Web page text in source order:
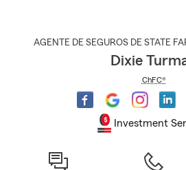
AGENTE DE SEGUROS DE STATE
Dixie
ChFC®
Investment